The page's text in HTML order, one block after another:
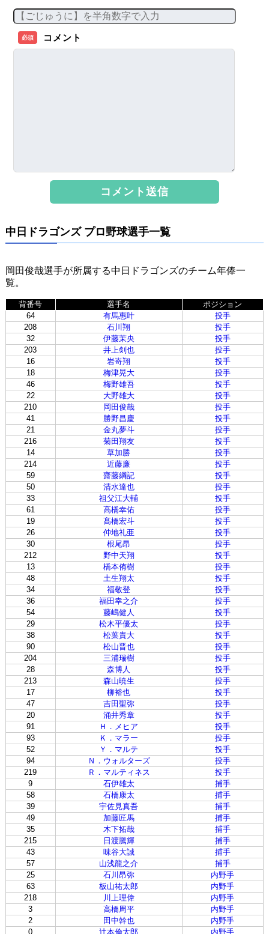
必須 コメント
中日ドラゴンズ プロ野球選手一覧
岡田俊哉選手が所属する中日ドラゴンズのチーム年俸一
覧。
背番号 選手名
ポジション
64
有馬惠叶
投手
208
石川翔
投手
32
伊藤茉央
投手
203
井上剣也
投手
16
岩嵜翔
投手
18
梅津晃大
投手
46
梅野雄吾
投手
22
大野雄大
投手
210
岡田俊哉
投手
41
勝野昌慶
投手
21
金丸夢斗
投手
216
菊田翔友
投手
14
草加勝
投手
214
近藤廉
投手
59
齋藤綱記
投手
50
清水達也
投手
33
祖父江大輔
投手
61
高橋幸佑
投手
19
髙橋宏斗
投手
26
仲地礼亜
投手
30
根尾昂
投手
212
野中天翔
投手
13
橋本侑樹
投手
48
土生翔太
投手
34
福敬登
投手
36
福田幸之介
投手
54
藤嶋健人
投手
29
松木平優太
投手
38
松葉貴大
投手
90
松山晋也
投手
204
三浦瑞樹
投手
28
森博人
投手
213
森山暁生
投手
17
柳裕也
投手
47
吉田聖弥
投手
20
涌井秀章
投手
91
Ｈ．メヒア
投手
93
Ｋ．マラー
投手
52
Ｙ．マルテ
投手
94
Ｎ．ウォルターズ
投手
219
Ｒ．マルティネス
投手
9
石伊雄太
捕手
58
石橋康太
捕手
39
宇佐見真吾
捕手
49
加藤匠馬
捕手
35
木下拓哉
捕手
215
日渡騰輝
捕手
43
味谷大誠
捕手
57
山浅龍之介
捕手
25
石川昂弥
内野手
63
板山祐太郎
内野手
218
川上理偉
内野手
3
高橋周平
内野手
2
田中幹也
内野手
0
辻本倫太郎
内野手